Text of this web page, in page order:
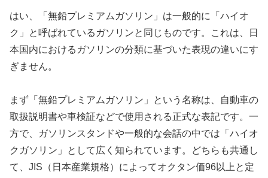
はい、「無鉛プレミアムガソリン」は一般的に「ハイオ
ク」と呼ばれているガソリンと同じものです。これは、日
本国内におけるガソリンの分類に基づいた表現の違いにす
ぎません。
まず「無鉛プレミアムガソリン」という名称は、自動車の
取扱説明書や車検証などで使用される正式な表記です。一
方で、ガソリンスタンドや一般的な会話の中では「ハイオ
クガソリン」として広く知られています。どちらも共通し
て、JIS（日本産業規格）によってオクタン価96以上と定